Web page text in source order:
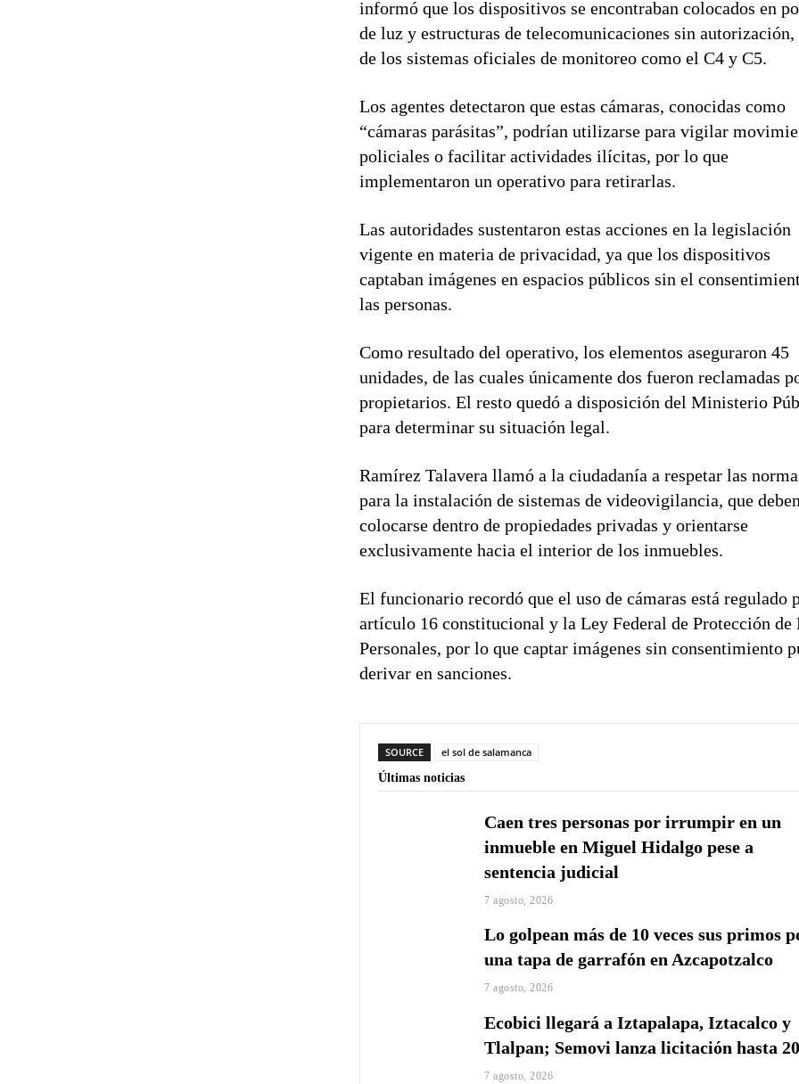
informó que los dispositivos se encontraban colocados en
de luz y estructuras de telecomunicaciones sin autorización,
de los sistemas oficiales de monitoreo como el C4 y C5.
Los agentes detectaron que estas cámaras, conocidas como
“cámaras parásitas”, podrían utilizarse para vigilar
policiales o facilitar actividades ilícitas, por lo que
implementaron un operativo para retirarlas.
Las autoridades sustentaron estas acciones en la legislación
vigente en materia de privacidad, ya que los dispositivos
captaban imágenes en espacios públicos sin el
las personas.
Como resultado del operativo, los elementos aseguraron 45
unidades, de las cuales únicamente dos fueron reclamadas
propietarios. El resto quedó a disposición del Ministerio
para determinar su situación legal.
Ramírez Talavera llamó a la ciudadanía a respetar las
para la instalación de sistemas de videovigilancia, que deben
colocarse dentro de propiedades privadas y orientarse
exclusivamente hacia el interior de los inmuebles.
El funcionario recordó que el uso de cámaras está regulado
artículo 16 constitucional y la Ley Federal de Protección de
Personales, por lo que captar imágenes sin consentimiento
derivar en sanciones.
SOURCE
el sol de salamanca
Últimas noticias
Caen tres personas por irrumpir en un
inmueble en Miguel Hidalgo pese a
sentencia judicial
7 agosto, 2026
Lo golpean más de 10 veces sus primos
una tapa de garrafón en Azcapotzalco
7 agosto, 2026
Ecobici llegará a Iztapalapa, Iztacalco y
Tlalpan; Semovi lanza licitación hasta
7 agosto, 2026